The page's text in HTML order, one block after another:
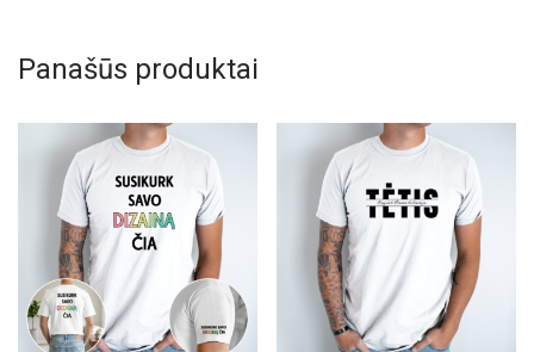
Panašūs produktai